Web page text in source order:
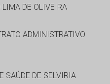
LIMA DE OLIVEIRA
ADMINISTRATIVO
SAÚDE DE SELVIRIA